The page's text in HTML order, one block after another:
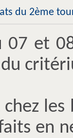
du 2ème
07 et
chez
en